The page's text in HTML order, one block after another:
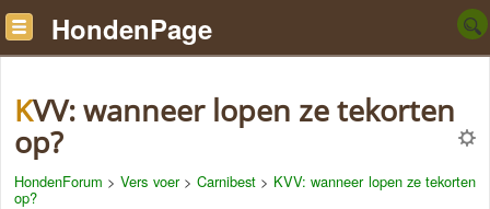
HondenPage
KVV: wanneer lopen ze tekorten
op?
HondenForum >Vers voer> Carnibest> KVV: wanneer lopen ze tekorten
op?